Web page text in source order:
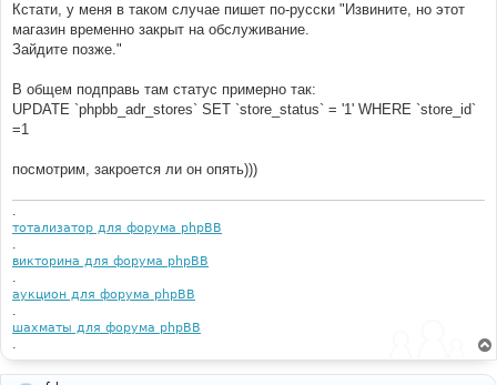
Кстати, у меня в таком случае пишет по-русски "Извините, но этот
магазин временно закрыт на обслуживание.
Зайдите позже."
В общем подправь там статус примерно так:
UPDATE `phpbb_adr_stores` SET `store_status` = '1' WHERE `store_id`
=1
посмотрим, закроется ли он опять)))
.
тотализатор для форума phpBB
.
викторина для форума phpBB
.
аукцион для форума phpBB
.
шахматы для форума phpBB
.